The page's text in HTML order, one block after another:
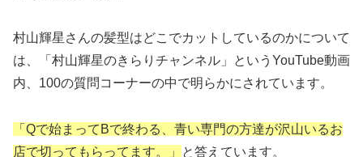
村山輝星さんの髪型はどこでカットしているのかについて
は、「村山輝星のきらりチャンネル」というYouTube動画
内、100の質問コーナーの中で明らかにされています。
「Qで始まってBで終わる、青い専門の方達が沢山いるお
店で切ってもらってます。」
と答えています。